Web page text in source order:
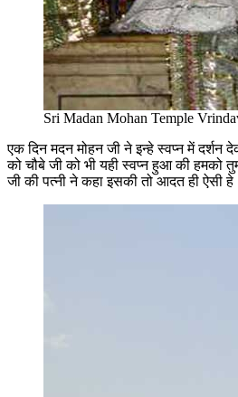
Sri Madan Mohan Temple
एक दिन मदन मोहन जी ने इन्हे स्वप्न में
को चौबे जी को भी यही स्वप्न हुआ की हमको
जी की पत्नी ने कहा इसकी तो आदत ही ऐसी